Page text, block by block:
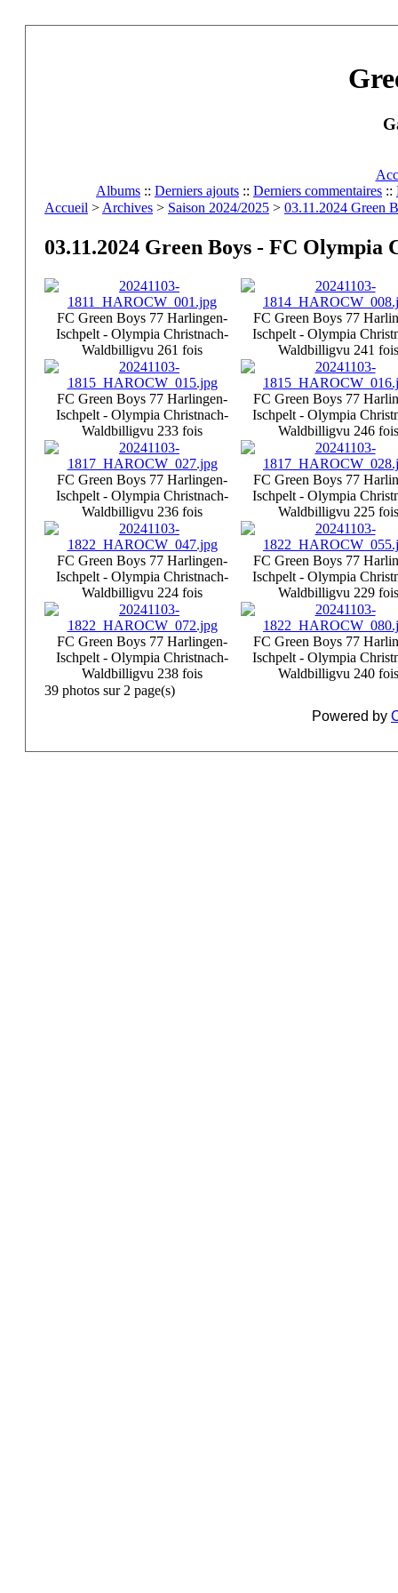
Albums :: Derniers ajouts :: Derniers commentaires ::
Accueil > Archives > Saison 2024/2025 > 03.11.2024 Green
03.11.2024 Green Boys - FC
FC Green Boys 77 Harlingen-
Ischpelt - Olympia Christnach-
Waldbilligvu 261 fois
FC Green Boys 77
Ischpelt - Olympia
Waldbilligvu 241 fois
FC Green Boys 77 Harlingen-
Ischpelt - Olympia Christnach-
Waldbilligvu 233 fois
FC Green Boys 77
Ischpelt - Olympia
Waldbilligvu 246 fois
FC Green Boys 77 Harlingen-
Ischpelt - Olympia Christnach-
Waldbilligvu 236 fois
FC Green Boys 77
Ischpelt - Olympia
Waldbilligvu 225 fois
FC Green Boys 77 Harlingen-
Ischpelt - Olympia Christnach-
Waldbilligvu 224 fois
FC Green Boys 77
Ischpelt - Olympia
Waldbilligvu 229 fois
FC Green Boys 77 Harlingen-
Ischpelt - Olympia Christnach-
Waldbilligvu 238 fois
FC Green Boys 77
Ischpelt - Olympia
Waldbilligvu 240 fois
39 photos sur 2 page(s)
Powered by